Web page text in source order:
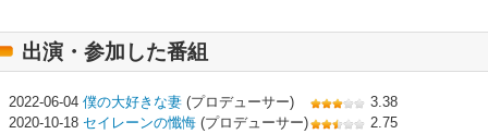
出演・参加した番組
2022-06-04 僕の大好きな妻 (プロデューサー)
3.38
2020-10-18 セイレーンの懺悔 (プロデューサー)
2.75